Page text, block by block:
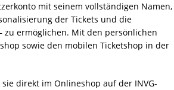
mit seinem vollständigen Namen,
der Tickets und die
zu ermöglichen. Mit den persönlichen
sowie den mobilen Ticketshop in der
direkt im Onlineshop auf der INVG-